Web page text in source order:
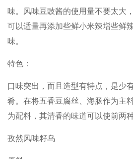
味。风味豆豉酱的使用量不要太大
可以适量再添加些鲜小米辣增些鲜
味。
特色：
口味突出，而且造型有特点，是少
肴。在将五香豆腐丝、海肠作为主
为配料，其清香的味道可以使前两
孜然风味籽乌